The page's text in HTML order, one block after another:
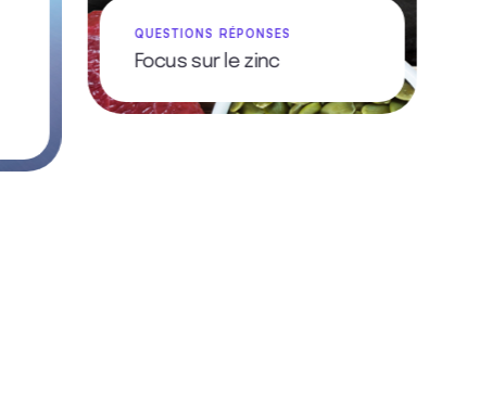
QUESTIONS RÉPONSES
Focus sur le zinc